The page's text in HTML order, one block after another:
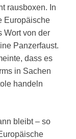
rausboxen. In
Europäische
Wort von der
Panzerfaust.
dass es
in Sachen
handeln
bleibt – so